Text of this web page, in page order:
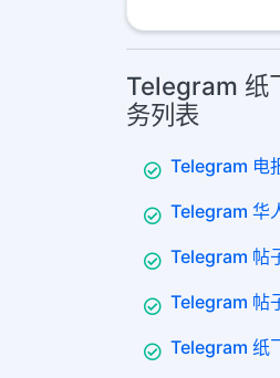
Telegram 纸
务列表
Telegram 电
Telegram 华
Telegram 帖
Telegram 帖
Telegram 纸